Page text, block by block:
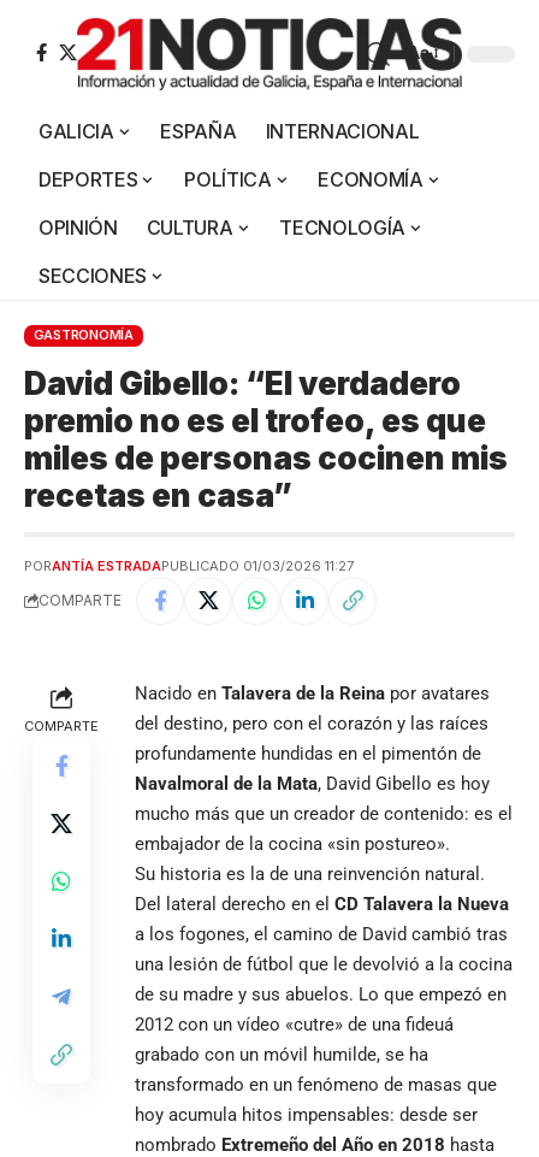
Aa
GALICIA ESPAÑA
INTERNACIONAL
DEPORTES
POLÍTICA
ECONOMÍA
OPINIÓN
CULTURA
TECNOLOGÍA
SECCIONES
GASTRONOMÍA
David Gibello: “El verdadero
premio no es el trofeo, es que
miles de personas cocinen mis
recetas en casa”
PORANTÍA ESTRADAPUBLICADO 01/03/2026 11:27
COMPARTE
COMPARTE
Nacido en Talavera de la Reina por avatares
del destino, pero con el corazón y las raíces
profundamente hundidas en el pimentón de
Navalmoral de la Mata, David Gibello es hoy
mucho más que un creador de contenido: es el
embajador de la cocina «sin postureo».
Su historia es la de una reinvención natural.
Del lateral derecho en el CD Talavera la Nueva
a los fogones, el camino de David cambió tras
una lesión de fútbol que le devolvió a la cocina
de su madre y sus abuelos. Lo que empezó en
2012 con un vídeo «cutre» de una fideuá
grabado con un móvil humilde, se ha
transformado en un fenómeno de masas que
hoy acumula hitos impensables: desde ser
nombrado Extremeño del Año en 2018 hasta